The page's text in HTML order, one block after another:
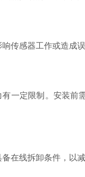
传感器工作或造成误
定限制。安装前
线拆卸条件，以减